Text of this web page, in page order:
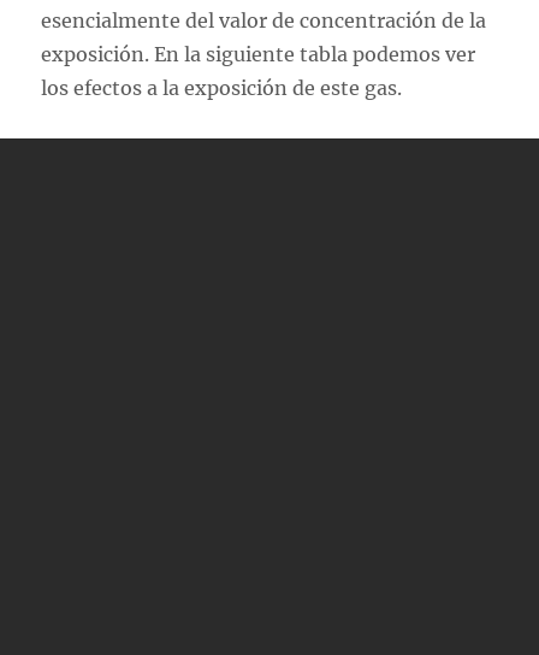
esencialmente del valor de concentración de la
exposición. En la siguiente tabla podemos ver
los efectos a la exposición de este gas.